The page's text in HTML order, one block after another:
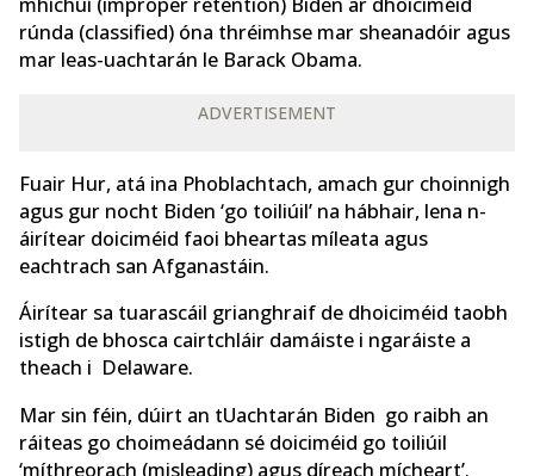
rúnda (classified) óna thréimhse mar sheanadóir agus
mar leas-uachtarán le Barack Obama.
ADVERTISEMENT
Fuair Hur, atá ina Phoblachtach, amach gur choinnigh
agus gur nocht Biden ‘go toiliúil’ na hábhair, lena n-
áirítear doiciméid faoi bheartas míleata agus
eachtrach san Afganastáin.
Áirítear sa tuarascáil grianghraif de dhoiciméid taobh
istigh de bhosca cairtchláir damáiste i ngaráiste a
theach i Delaware.
Mar sin féin, dúirt an tUachtarán Biden go raibh an
ráiteas go choimeádann sé doiciméid go toiliúil
‘míthreorach (misleading) agus díreach mícheart’.